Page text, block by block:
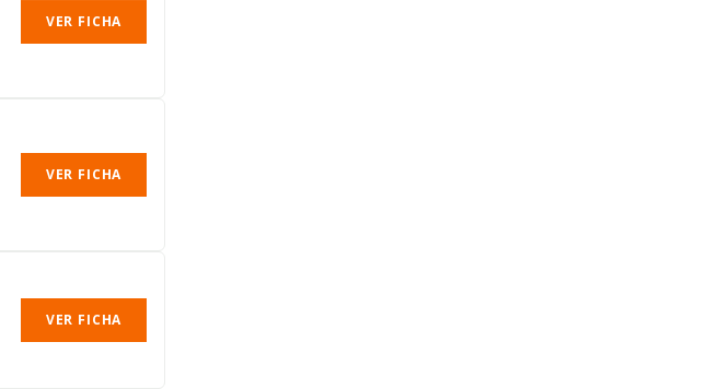
VER FICHA
VER FICHA
VER FICHA